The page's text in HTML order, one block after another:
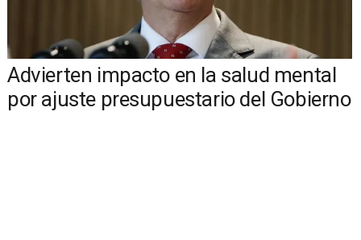
Advierten impacto en la salud mental
por ajuste presupuestario del Gobierno